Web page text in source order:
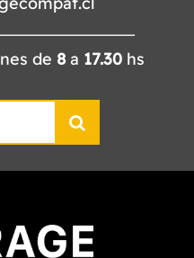
de 8a 17.30hs